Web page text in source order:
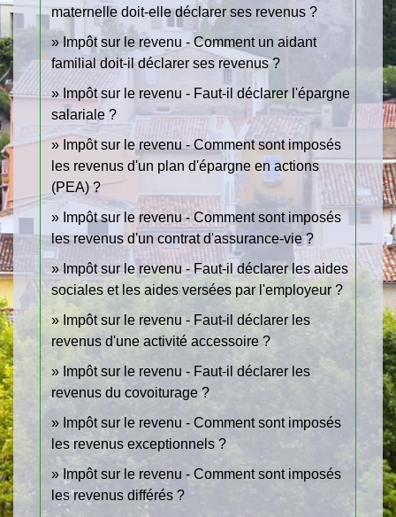
maternelle doit-elle déclarer ses revenus ?
Impôt sur le revenu - Comment un aidant
familial doit-il déclarer ses revenus ?
Impôt sur le revenu - Faut-il déclarer l'épargne
salariale ?
Impôt sur le revenu - Comment sont imposés
les revenus d'un plan d'épargne en actions
(PEA) ?
Impôt sur le revenu - Comment sont imposés
les revenus d'un contrat d'assurance-vie ?
Impôt sur le revenu - Faut-il déclarer les aides
sociales et les aides versées par l'employeur ?
Impôt sur le revenu - Faut-il déclarer les
revenus d'une activité accessoire ?
Impôt sur le revenu - Faut-il déclarer les
revenus du covoiturage ?
Impôt sur le revenu - Comment sont imposés
les revenus exceptionnels ?
Impôt sur le revenu - Comment sont imposés
les revenus différés ?